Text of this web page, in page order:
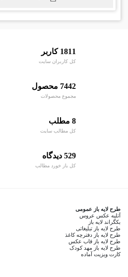
1811 کاربر
کل کاربران سایت
7442 محصول
مجموع محصولات
8 مطلب
کل مطالب سایت
529 دیدگاه
کل باز خورد مطالب
طرح لایه باز عمومی
آتلیه عکس عروس
بکگراند لایه باز
طرح لایه باز تبلیغاتی
طرح لایه باز دفترچه کاغذ
طرح لایه باز قاب عکس
طرح لایه باز مهد کودک
کارت ویزیت آماده